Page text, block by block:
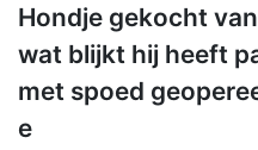
Hondje gekocht
wat blijkt hij heeft
met spoed
e